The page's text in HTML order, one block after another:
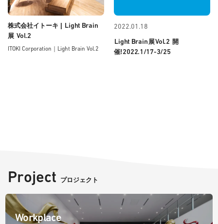
株式会社イトーキ | Light Brain
展 Vol.2
ITOKI Corporation｜Light Brain Vol.2
2022.01.18
Light Brain 展Vol.2 開
催! 2022.1/17-3/25
Project プロジェクト
Workplace